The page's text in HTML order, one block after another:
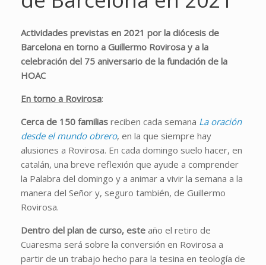
Actividades previstas en 2021 por la diócesis de
Barcelona en torno a Guillermo Rovirosa y a la
celebración del 75 aniversario de la fundación de la
HOAC
En torno a Rovirosa:
Cerca de 150 familias reciben cada semana La oración
desde el mundo obrero, en la que siempre hay
alusiones a Rovirosa. En cada domingo suelo hacer, en
catalán, una breve reflexión que ayude a comprender
la Palabra del domingo y a animar a vivir la semana a la
manera del Señor y, seguro también, de Guillermo
Rovirosa.
Dentro del plan de curso, este año el retiro de
Cuaresma será sobre la conversión en Rovirosa a
partir de un trabajo hecho para la tesina en teología de